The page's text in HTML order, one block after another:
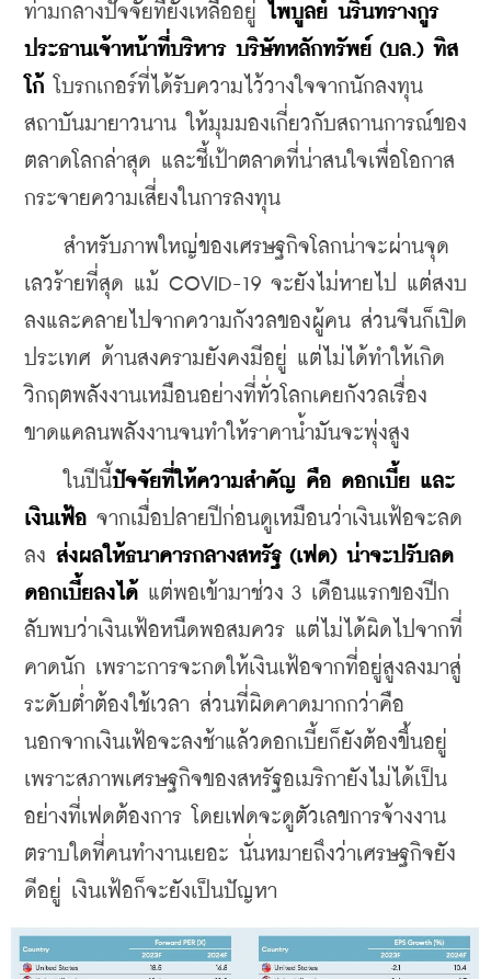
ท่ามกลางปัจจัยที่ยังเหลืออยู่
ไพบูลย์ นรินทรางกูร
ประธานเจ้าหน้าที่บริหาร บริษัทหลักทรัพย์ (บล.) ทิส
โก้
โบรกเกอร์ที่ได้รับความไว้วางใจจากนักลงทุน
สถาบันมายาวนาน ให้มุมมองเกี่ยวกับสถานการณ์ของ
ตลาดโลกล่าสุด และชี้เป้าตลาดที่น่าสนใจเพื่อโอกาส
กระจายความเสี่ยงในการลงทุน
สำหรับภาพใหญ่ของเศรษฐกิจโลกน่าจะผ่านจุด
เลวร้ายที่สุด แม้ COVID-19 จะยังไม่หายไป แต่สงบ
ลงและคลายไปจากความกังวลของผู้คน ส่วนจีนก็เปิด
ประเทศ ด้านสงครามยังคงมีอยู่ แต่ไม่ได้ทำให้เกิด
วิกฤตพลังงานเหมือนอย่างที่ทั่วโลกเคยกังวลเรื่อง
ขาดแคลนพลังงานจนทำให้ราคาน้ำมันจะพุ่งสูง
ในปีนี้ปัจจัยที่ให้ความสำคัญ คือ ดอกเบี้ย และ
เงินเฟ้อ จากเมื่อปลายปีก่อนดูเหมือนว่าเงินเฟ้อจะลด
ลง ส่งผลให้ธนาคารกลางสหรัฐ (เฟด) น่าจะปรับลด
ดอกเบี้ยลงได้ แต่พอเข้ามาช่วง 3 เดือนแรกของปีก
ลับพบว่าเงินเฟ้อหนืดพอสมควร แต่ไม่ได้ผิดไปจากที่
คาดนัก เพราะการจะกดให้เงินเฟ้อจากที่อยู่สูงลงมาสู่
ระดับต่ำต้องใช้เวลา ส่วนที่ผิดคาดมากกว่าคือ
นอกจากเงินเฟ้อจะลงช้าแล้วดอกเบี้ยก็ยังต้องขึ้นอยู่
เพราะสภาพเศรษฐกิจของสหรัฐอเมริกายังไม่ได้เป็น
อย่างที่เฟดต้องการ โดยเฟดจะดูตัวเลขการจ้างงาน
ตราบใดที่คนทำงานเยอะ นั่นหมายถึงว่าเศรษฐกิจยัง
ดีอยู่ เงินเฟ้อก็จะยังเป็นปัญหา